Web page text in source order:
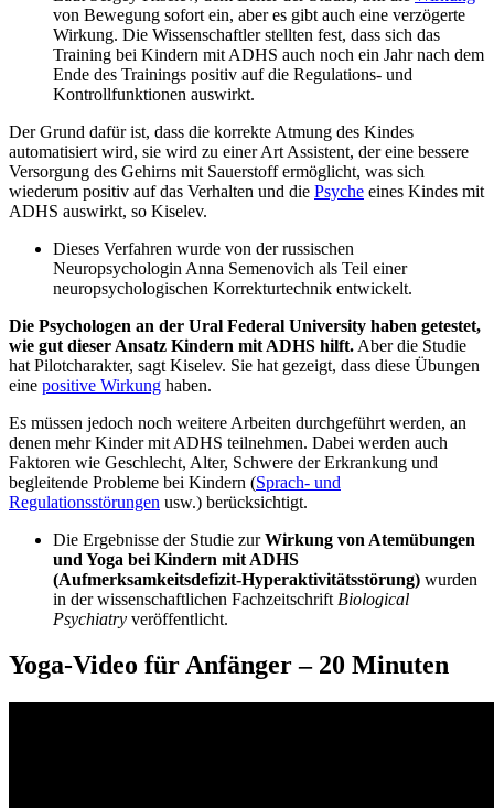
von Bewegung sofort ein, aber es gibt auch eine verzögerte
Wirkung. Die Wissenschaftler stellten fest, dass sich das
Training bei Kindern mit ADHS auch noch ein Jahr nach dem
Ende des Trainings positiv auf die Regulations- und
Kontrollfunktionen auswirkt.
Der Grund dafür ist, dass die korrekte Atmung des Kindes
automatisiert wird, sie wird zu einer Art Assistent, der eine bessere
Versorgung des Gehirns mit Sauerstoff ermöglicht, was sich
wiederum positiv auf das Verhalten und die Psyche eines Kindes mit
ADHS auswirkt, so Kiselev.
Dieses Verfahren wurde von der russischen
Neuropsychologin Anna Semenovich als Teil einer
neuropsychologischen Korrekturtechnik entwickelt.
Die Psychologen an der Ural Federal University haben getestet,
wie gut dieser Ansatz Kindern mit ADHS hilft. Aber die Studie
hat Pilotcharakter, sagt Kiselev. Sie hat gezeigt, dass diese Übungen
eine positive Wirkung haben.
Es müssen jedoch noch weitere Arbeiten durchgeführt werden, an
denen mehr Kinder mit ADHS teilnehmen. Dabei werden auch
Faktoren wie Geschlecht, Alter, Schwere der Erkrankung und
begleitende Probleme bei Kindern (Sprach- und
Regulationsstörungen usw.) berücksichtigt.
Die Ergebnisse der Studie zurWirkung von Atemübungen
und Yoga bei Kindern mit ADHS
(Aufmerksamkeitsdefizit-Hyperaktivitätsstörung) wurden
in der wissenschaftlichen Fachzeitschrift Biological
Psychiatry veröffentlicht.
Yoga-Video für Anfänger – 20 Minuten